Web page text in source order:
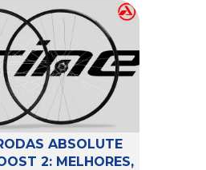
Tool, Protaper
Assim pode
participação da
no Campeonato
Bike
em São José
entre os dias
Com cinco […]
ABSOLUTE
2: MELHORES,